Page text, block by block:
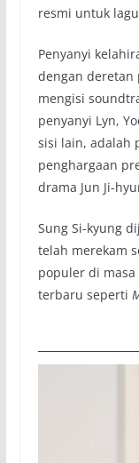
resmi untuk
Penyanyi
dengan deretan
mengisi
penyanyi Lyn,
sisi lain, adalah
penghargaan
drama Jun Ji-
Sung Si-kyung
telah merekam
populer di
terbaru seperti